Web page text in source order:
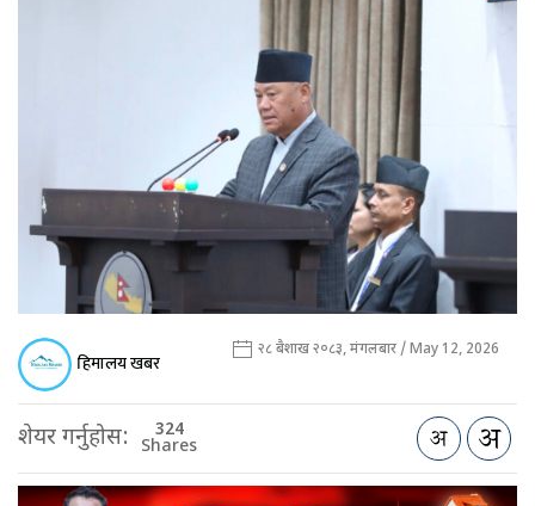
हिमालय खबर २८ बैशाख २०८३, मंगलबार / May 12, 2026
शेयर गर्नुहोस: 324
Shares